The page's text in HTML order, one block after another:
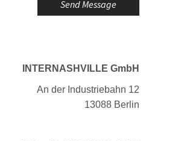
INTERNASHVILLE GmbH
An der Industriebahn 12
13088 Berlin